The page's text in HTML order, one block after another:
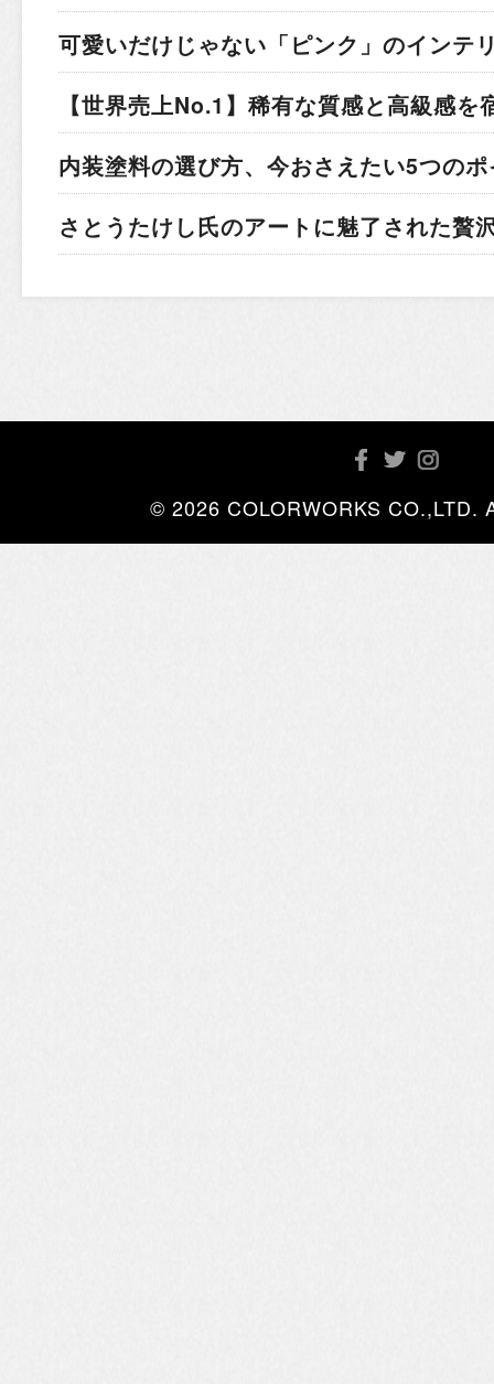
可愛いだけじゃない「ピンク」のインテ
【世界売上No.1】稀有な質感と高級感を
内装塗料の選び方、今おさえたい5つの
さとうたけし氏のアートに魅了された贅
© 2026 COLORWORKS CO.,LTD.